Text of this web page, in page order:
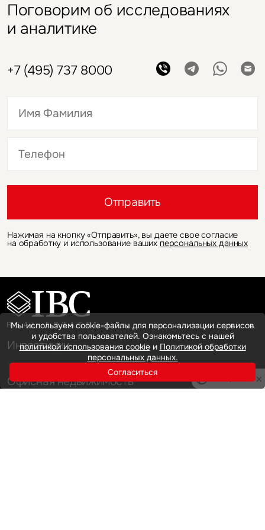
Поговорим об исследованиях
и аналитике
+7 (495) 737 8000
Отправить
Нажимая на кнопку «Отправить», вы даете свое согласие
на обработку и использование вашихперсональных данных
Инвестиции
Офисная недвижимость
Мы используем cookie-файлы для персонализации сервисов
и удобства пользователей. Ознакомьтесь с нашей
политикой использования cookieи Политикой обработки
персональных данных.
Согласиться